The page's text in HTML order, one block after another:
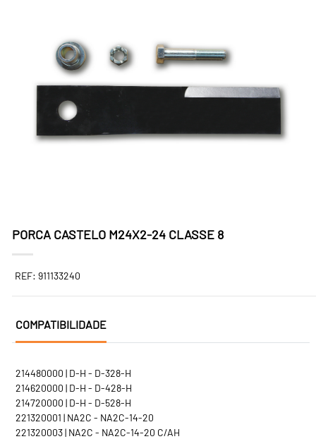
PORCA CASTELO M24X2-24 CLASSE 8
REF: 911133240
COMPATIBILIDADE
214480000 | D-H - D-328-H
214620000 | D-H - D-428-H
214720000 | D-H - D-528-H
221320001 | NA2C - NA2C-14-20
221320003 | NA2C - NA2C-14-20 C/AH